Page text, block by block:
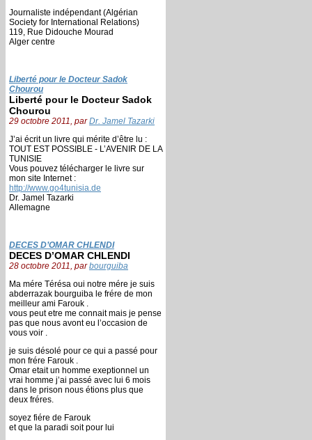
Journaliste indépendant (Algérian
Society for International Relations)
119, Rue Didouche Mourad
Alger centre
Liberté pour le Docteur Sadok
Chourou
Liberté pour le Docteur Sadok
Chourou
29 octobre 2011, parDr. Jamel Tazarki
J’ai écrit un livre qui mérite d’être lu :
TOUT EST POSSIBLE - L’AVENIR DE LA
TUNISIE
Vous pouvez télécharger le livre sur
mon site Internet :
http://www.go4tunisia.de
Dr. Jamel Tazarki
Allemagne
DECES D’OMAR CHLENDI
DECES D’OMAR CHLENDI
28 octobre 2011, parbourguiba
Ma mére Térésa oui notre mére je suis
abderrazak bourguiba le frére de mon
meilleur ami Farouk .
vous peut etre me connait mais je pense
pas que nous avont eu l’occasion de
vous voir .
je suis désolé pour ce qui a passé pour
mon frére Farouk .
Omar etait un homme exeptionnel un
vrai homme j’ai passé avec lui 6 mois
dans le prison nous étions plus que
deux fréres.
soyez fiére de Farouk
et que la paradi soit pour lui